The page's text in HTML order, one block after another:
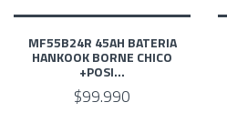
MF55B24R 45AH BATERIA
HANKOOK BORNE CHICO
+POSI...
$99.990